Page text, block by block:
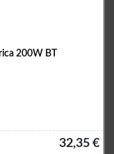
200W BT
32,35 €